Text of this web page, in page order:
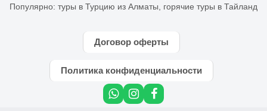
Популярно: туры в Турцию из Алматы горячие туры в Тайланд
Договор оферты
Политика конфиденциальности